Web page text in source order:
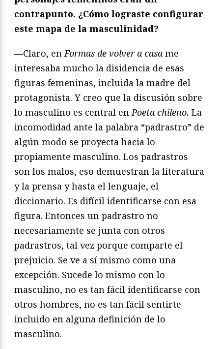
contrapunto. ¿Cómo lograste configurar
este mapa de la masculinidad?
—Claro, en Formas de volver a casa me
interesaba mucho la disidencia de esas
figuras femeninas, incluida la madre del
protagonista. Y creo que la discusión sobre
lo masculino es central en Poeta chileno. La
incomodidad ante la palabra “padrastro” de
algún modo se proyecta hacia lo
propiamente masculino. Los padrastros
son los malos, eso demuestran la literatura
y la prensa y hasta el lenguaje, el
diccionario. Es difícil identificarse con esa
figura. Entonces un padrastro no
necesariamente se junta con otros
padrastros, tal vez porque comparte el
prejuicio. Se ve a sí mismo como una
excepción. Sucede lo mismo con lo
masculino, no es tan fácil identificarse con
otros hombres, no es tan fácil sentirte
incluido en alguna definición de lo
masculino.